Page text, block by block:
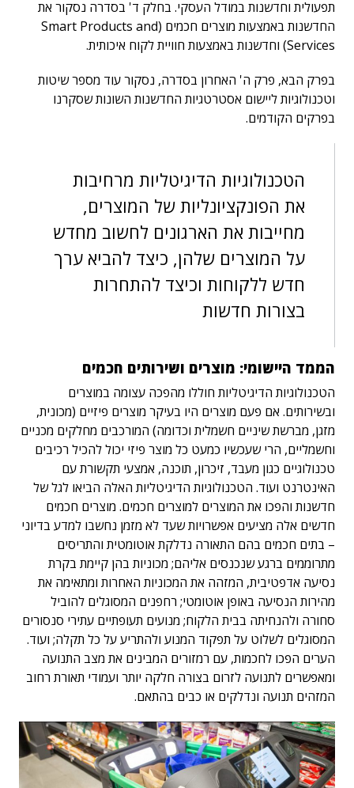
תפעולית וחדשנות במודל העסקי. בחלק ד' בסדרה נסקור את
החדשנות באמצעות מוצרים חכמים (Smart Products and
Services) וחדשנות באמצעות חוויית לקוח איכותית.
בפרק הבא, פרק ה' האחרון בסדרה, נסקור עוד מספר שיטות
וטכנולוגיות ליישום אסטרטגיות החדשנות השונות שסקרנו
בפרקים הקודמים.
הטכנולוגיות הדיגיטליות מרחיבות
את הפונקציונליות של המוצרים,
מחייבות את הארגונים לחשוב מחדש
על המוצרים שלהן, כיצד להביא ערך
חדש ללקוחות וכיצד להתחרות
בצורות חדשות
הממד היישומי: מוצרים ושירותים חכמים
הטכנולוגיות הדיגיטליות חוללו מהפכה עצומה במוצרים
ובשירותים. אם פעם מוצרים היו בעיקר מוצרים פיזיים (מכונית,
מזגן, מברשת שיניים חשמלית וכדומה) המורכבים מחלקים מכניים
וחשמליים, הרי שעכשיו כמעט כל מוצר פיזי יכול להכיל רכיבים
טכנולוגיים כגון מעבד, זיכרון, תוכנה, אמצעי תקשורת עם
האינטרנט ועוד. הטכנולוגיות הדיגיטליות האלה הביאו לגל של
חדשנות והפכו את המוצרים למוצרים חכמים. מוצרים חכמים
חדשים אלה מציעים אפשרויות שעד לא מזמן נחשבו למדע בדיוני
– בתים חכמים בהם התאורה נדלקת אוטומטית והתריסים
מתרוממים ברגע שנכנסים אליהם; מכוניות בהן קיימת בקרת
נסיעה אדפטיבית, המזהה את המכוניות האחרות ומתאימה את
מהירות הנסיעה באופן אוטומטי; רחפנים המסוגלים להוביל
סחורה ולהנחיתה בבית הלקוח; מנועים תעופתיים עתירי סנסורים
המסוגלים לשלוט על תפקוד המנוע ולהתריע על כל תקלה; ועוד.
הערים הפכו לחכמות, עם רמזורים המבינים את מצב התנועה
ומאפשרים לתנועה לזרום בצורה חלקה יותר ועמודי תאורת רחוב
המזהים תנועה ונדלקים או כבים בהתאם.